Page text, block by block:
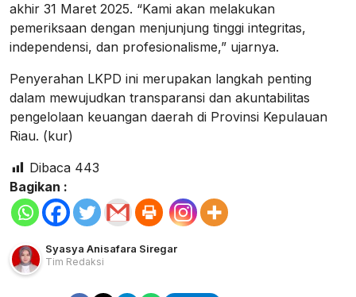
akhir 31 Maret 2025. “Kami akan melakukan
pemeriksaan dengan menjunjung tinggi integritas,
independensi, dan profesionalisme,” ujarnya.
Penyerahan LKPD ini merupakan langkah penting
dalam mewujudkan transparansi dan akuntabilitas
pengelolaan keuangan daerah di Provinsi Kepulauan
Riau. (kur)
Dibaca 443
Bagikan :
Syasya Anisafara Siregar
Tim Redaksi